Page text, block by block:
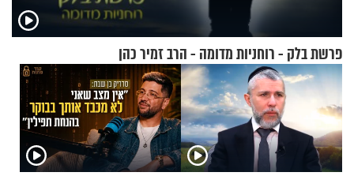
פרשת בלק - רוחניות מדומה - הרב זמיר כהן